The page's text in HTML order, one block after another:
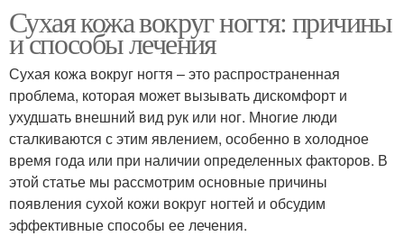
Сухая кожа вокруг ногтя: причины
и способы лечения
Сухая кожа вокруг ногтя – это распространенная
проблема, которая может вызывать дискомфорт и
ухудшать внешний вид рук или ног. Многие люди
сталкиваются с этим явлением, особенно в холодное
время года или при наличии определенных факторов. В
этой статье мы рассмотрим основные причины
появления сухой кожи вокруг ногтей и обсудим
эффективные способы ее лечения.